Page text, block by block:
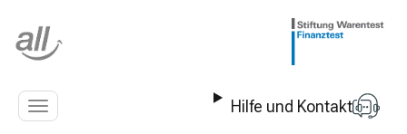
Navigation
Hilfe und Kontakt